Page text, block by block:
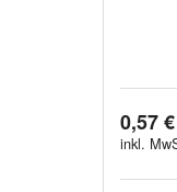
0,57 €
inkl.